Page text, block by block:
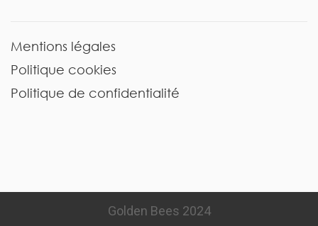
Mentions légales
Politique cookies
Politique de confidentialité
Golden Bees 2024